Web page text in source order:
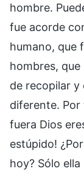
hombre.
fue acorde
humano, que
hombres,
de recopilar y
diferente. Por
fuera Dios
estúpido!
hoy? Sólo